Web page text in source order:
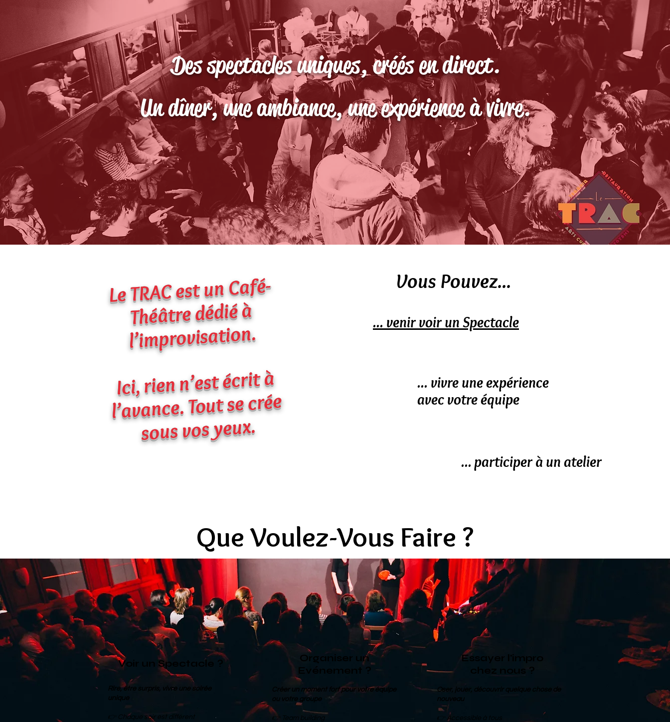
Des spectacles uniques, créés en direct.
Un dîner, une ambiance, une expérience à vivre.
Le TRAC est un Café-
Théâtre dédié à
l’improvisation.
Ici, rien n’est écrit à
l’avance. Tout se crée
sous vos yeux.
Vous Pouvez...
... venir voir un Spectacle
... vivre une expérience
avec votre équipe
... participer à un atelier
Que Voulez-Vous Faire ?
Voir un Spectacle ?
Rire, être surpris, vivre une soirée
👉 Chaque soir est différent
Organiser un
Evénement ?
Créer un moment fort pour votre équipe
ou votre groupe
👉 Team building
Essayer l'impro
chez nous ?
Oser, jouer, découvrir quelque chose de
👉 Accessible à tous